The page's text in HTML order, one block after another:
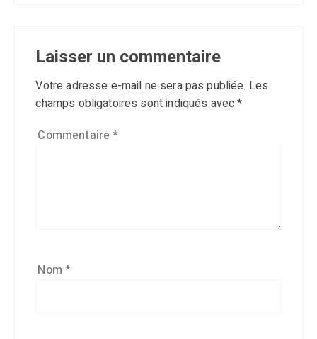
Laisser un commentaire
Votre adresse e-mail ne sera pas publiée. Les
champs obligatoires sont indiqués avec*
Commentaire*
Nom*